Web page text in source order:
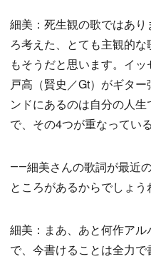
細美：死生観の歌ではあ
ろ考えた、とても主観的
もそうだと思います。イッ
戸高（賢史／Gt）がギタ
ンドにあるのは自分の人生
で、その4つが重なってい
――細美さんの歌詞が最近
ところがあるからでしょう
細美：まあ、あと何作ア
で、今書けることは全力